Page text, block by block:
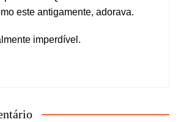
este antigamente, adorava.
imperdível.